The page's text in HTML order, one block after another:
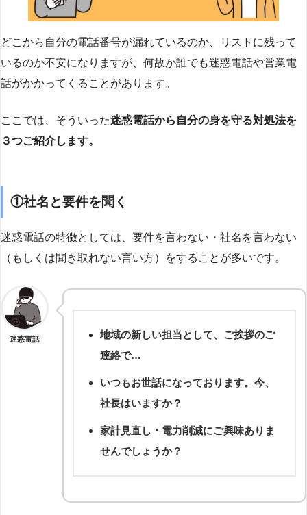
どこから自分の電話番号が漏れているのか、リストに残って
いるのか不安になりますが、何故か誰でも迷惑電話や営業電
話がかかってくることがあります。
ここでは、そういった迷惑電話から自分の身を守る対処法を
３つご紹介します。
①社名と要件を聞く
迷惑電話の特徴としては、要件を言わない・社名を言わない
（もしくは聞き取れない言い方）をすることが多いです。
迷惑電話
地域の新しい担当として、ご挨拶のご
連絡で…
いつもお世話になっております。今、
社長はいますか？
家計見直し・電力削減にご興味ありま
せんでしょうか？